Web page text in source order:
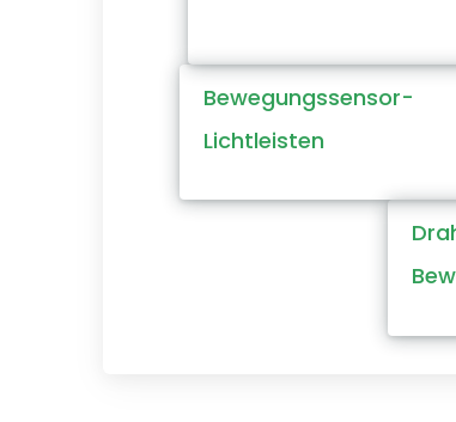
Bewegungssensor-
Lichtleisten